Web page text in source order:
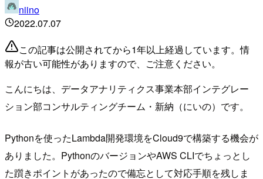
niino
2022.07.07
この記事は公開されてから1年以上経過しています。情
報が古い可能性がありますので、ご注意ください。
こんにちは、データアナリティクス事業本部インテグレー
ション部コンサルティングチーム・新納（にいの）です。
Pythonを使ったLambda開発環境をCloud9で構築する機会が
ありました。PythonのバージョンやAWS CLIでちょっとし
た躓きポイントがあったので備忘として対応手順を残しま